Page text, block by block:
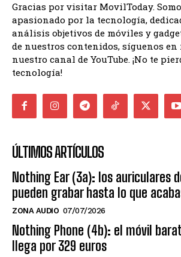
Gracias por visitar MovilToday.
apasionado por la tecnología,
análisis objetivos de móviles y
de nuestros contenidos, síguenos en
nuestro canal de YouTube. ¡No te
tecnología!
ÚLTIMOS ARTÍCULOS
Nothing Ear (3a): los auriculares
pueden grabar hasta lo que
ZONA AUDIO 07/07/2026
Nothing Phone (4b): el móvil
llega por 329 euros